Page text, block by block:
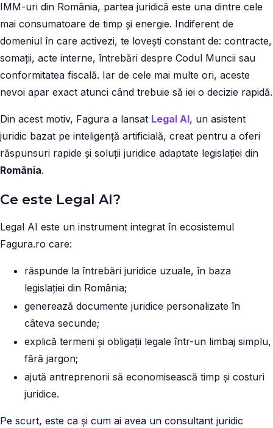
IMM-uri din România, partea juridică este una dintre cele
mai consumatoare de timp și energie. Indiferent de
domeniul în care activezi, te lovești constant de: contracte,
somații, acte interne, întrebări despre Codul Muncii sau
conformitatea fiscală. Iar de cele mai multe ori, aceste
nevoi apar exact atunci când trebuie să iei o decizie rapidă.
Din acest motiv, Fagura a lansat Legal AI, un asistent
juridic bazat pe inteligență artificială, creat pentru a oferi
răspunsuri rapide și soluții juridice adaptate legislației din
România.
Ce este Legal AI?
Legal AI este un instrument integrat în ecosistemul
Fagura.ro care:
răspunde la întrebări juridice uzuale, în baza
legislației din România;
generează documente juridice personalizate în
câteva secunde;
explică termeni și obligații legale într-un limbaj simplu,
fără jargon;
ajută antreprenorii să economisească timp și costuri
juridice.
Pe scurt, este ca și cum ai avea un consultant juridic